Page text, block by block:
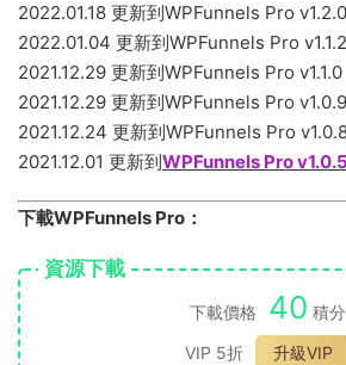
2022.01.18 更新到WPFunnels Pro v1.2.0
2022.01.04 更新到WPFunnels Pro v1.1.2
2021.12.29 更新到WPFunnels Pro v1.1.0
2021.12.29 更新到WPFunnels Pro v1.0.9
2021.12.24 更新到WPFunnels Pro
2021.12.01 更新到WPFunnels Pro v1.0.5
下載WPFunnels Pro：
資源下載
下載價格 40 積分
VIP 5折
升級VIP